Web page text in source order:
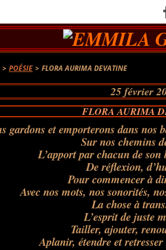
> POÉSIE > FLORA AURIMA DEVATINE
25 février
FLORA AURIMA
gardons et emporterons dans nos
Sur nos chemins
L’apport par chacun de son
De réflexion,
Pour commencer à
Avec nos mots, nos sonorités,
La chose à
L’esprit de juste
Tailler, ajouter,
Aplanir, étendre et